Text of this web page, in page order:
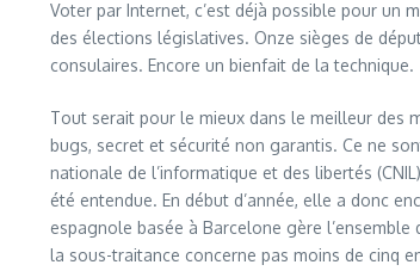
Voter par Internet, c’est déjà possible pour un
des élections législatives. Onze sièges de
consulaires. Encore un bienfait de la technique.
Tout serait pour le mieux dans le meilleur des
bugs, secret et sécurité non garantis. Ce ne
nationale de l’informatique et des libertés
été entendue. En début d’année, elle a donc
espagnole basée à Barcelone gère
la sous-traitance concerne pas moins de cinq